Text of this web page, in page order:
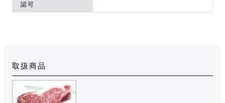
認可
取扱商品